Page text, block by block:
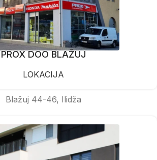
PROX DOO BLAŽUJ
LOKACIJA
Blažuj 44-46, Ilidža